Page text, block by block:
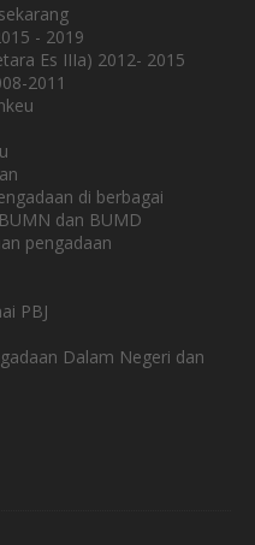
- 2019
Es IIIa) 2012- 2015
2011
di berbagai
dan BUMD
pengadaan
PBJ
Dalam Negeri dan